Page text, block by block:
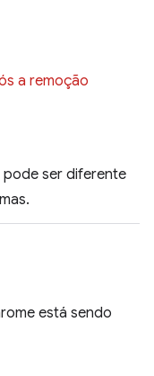
a remoção
ser diferente
está sendo